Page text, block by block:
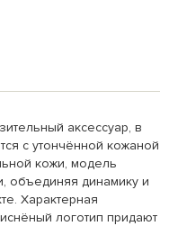
аксессуар, в
с утончённой кожаной
кожи, модель
объединяя динамику и
Характерная
логотип придают